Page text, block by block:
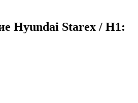
Hyundai Starex / H1: